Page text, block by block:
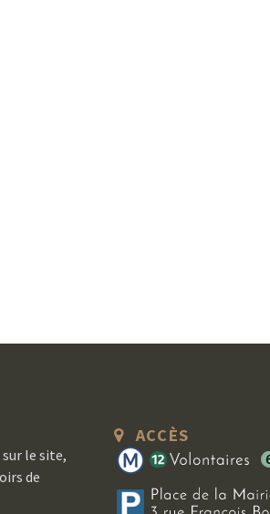
le site,
de
ACCÈS